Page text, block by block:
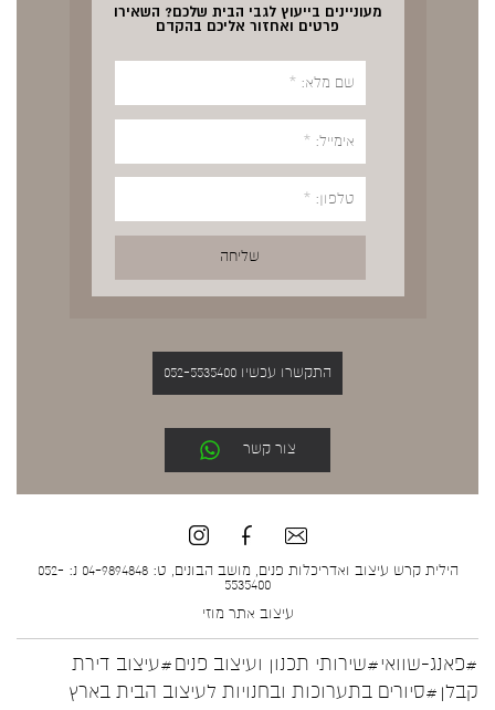
מעוניינים בייעוץ לגבי הבית שלכם? השאירו
פרטים ואחזור אליכם בהקדם
התקשרו עכשיו 052-5535400
צור קשר
הילית קרש עיצוב ואדריכלות פנים, מושב הבונים, ט: 04-9894848 נ: 052-
5535400
עיצוב אתר מוזי
#פאנג-שוואי#שירותי תכנון ועיצוב פנים#עיצוב דירת
קבלן #סיורים בתערוכות ובחנויות לעיצוב הבית בארץ